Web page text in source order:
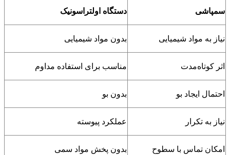
سمپاشی دستگاه اولتراسونیک
نیاز به مواد شیمیایی بدون مواد شیمیایی
اثر کوتاه‌مدت مناسب برای استفاده مداوم
احتمال ایجاد بو بدون بو
نیاز به تکرار عملکرد پیوسته
امکان تماس با سطوح بدون پخش مواد سمی